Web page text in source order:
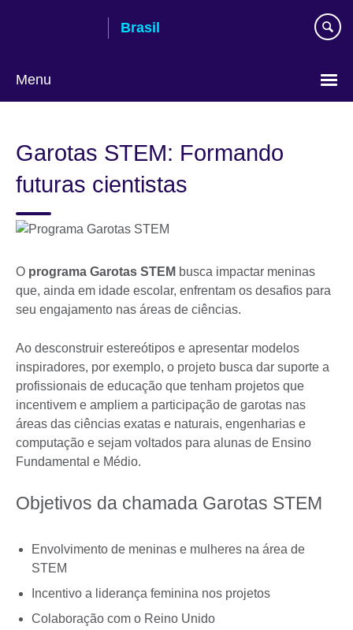
Brasil
Menu
language
Garotas STEM: Formando
futuras cientistas
O programa Garotas STEM busca impactar meninas
que, ainda em idade escolar, enfrentam os desafios para
seu engajamento nas áreas de ciências.
Ao desconstruir estereótipos e apresentar modelos
inspiradores, por exemplo, o projeto busca dar suporte a
profissionais de educação que tenham projetos que
incentivem e ampliem a participação de garotas nas
áreas das ciências exatas e naturais, engenharias e
computação e sejam voltados para alunas de Ensino
Fundamental e Médio.
Objetivos da chamada Garotas STEM
Envolvimento de meninas e mulheres na área de
STEM
Incentivo a liderança feminina nos projetos
Colaboração com o Reino Unido